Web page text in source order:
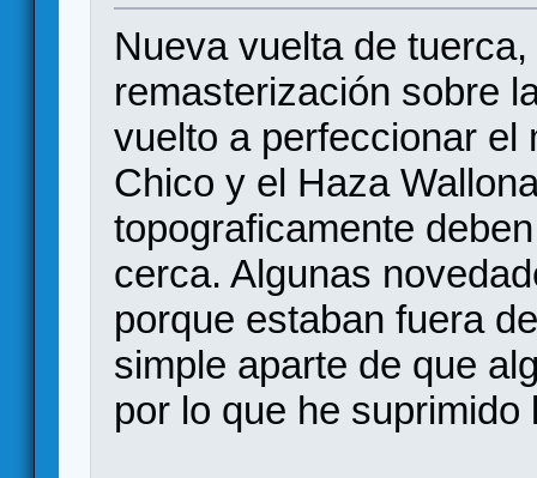
Nueva vuelta de
remasterización sobre
vuelto a perfeccionar el
Chico y el Haza
topograficamente
cerca. Algunas
porque estaban fuera
simple aparte de que
por lo que he suprimido